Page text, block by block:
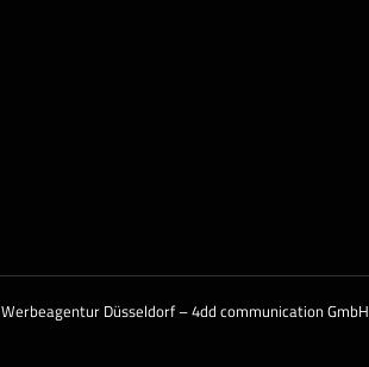
Werbeagentur Düsseldorf – 4dd communication GmbH